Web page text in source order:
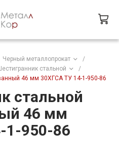
Черный металлопрокат
/
стальной
/
46 мм 30ХГСА ТУ 14-1-950-86
стальной
46 мм
1-950-86